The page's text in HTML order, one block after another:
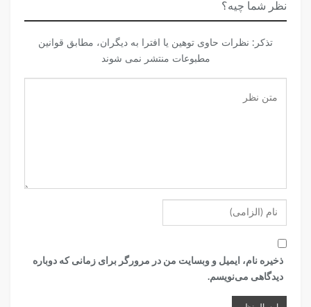
نظر شما چیه؟
تذكر: نظرات حاوی توهين يا افترا به ديگران، مطابق قوانين
مطبوعات منتشر نمی شوند
ذخیره نام، ایمیل و وبسایت من در مرورگر برای زمانی که دوباره
دیدگاهی می‌نویسم.